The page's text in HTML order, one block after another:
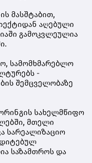
მასშტაბით,
აღებული
გამოკვლეულია
სამომხმარებლო
-
შემცველობაზე
სახელმწიფო
მთელი
სარეალიზაციო
საზამთროს და